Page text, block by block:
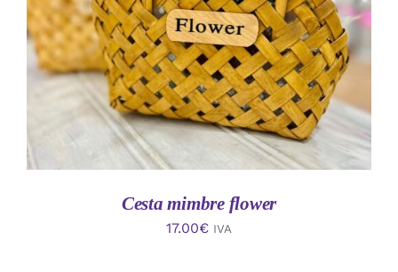
DETALLES
Cesta mimbre flower
17.00€ IVA